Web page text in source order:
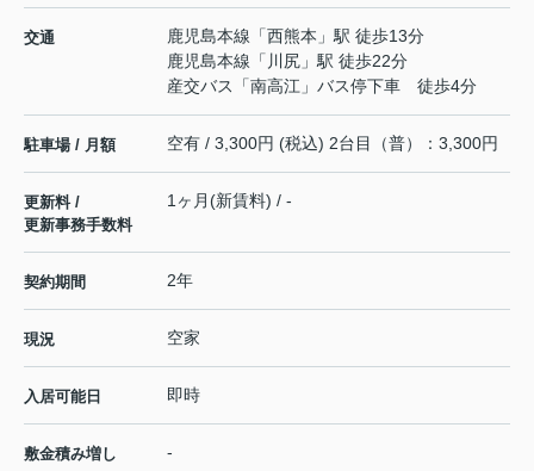
交通 鹿児島本線 「西熊本 」駅 徒歩13分
鹿児島本線 「 川尻 」駅 徒歩22分
産交バス「南高江」バス停下車 徒歩4分
駐車場 / 月額 空有 / 3,300円 (税込) 2台目（普）：3,300円
更新料 /
更新事務手数料
1ヶ月(新賃料) / -
契約期間 2年
現況 空家
入居可能日 即時
敷金積み増し -